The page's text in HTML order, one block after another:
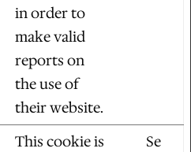
in order to
make valid
reports on
the use of
their website.
This cookie is
Se